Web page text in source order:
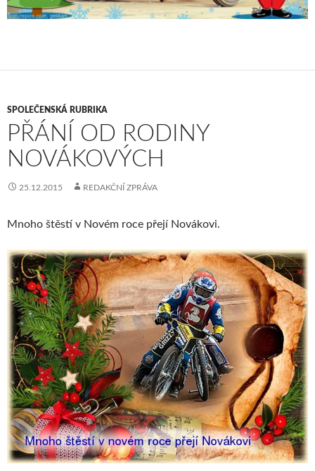
SPOLEČENSKÁ RUBRIKA
PŘÁNÍ OD RODINY
NOVÁKOVÝCH
25.12.2015 REDAKČNÍ ZPRÁVA
Mnoho štěstí v Novém roce přejí Novákovi.